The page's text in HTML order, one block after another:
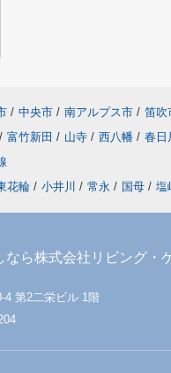
/ 中央市 / 南アルプス市 / 笛吹
/ 富竹新田 / 山寺 / 西八幡 / 春日
花輪 / 小井川 / 常永 / 国母 / 塩
ら株式会社リビング・
第2二栄ビル 1階